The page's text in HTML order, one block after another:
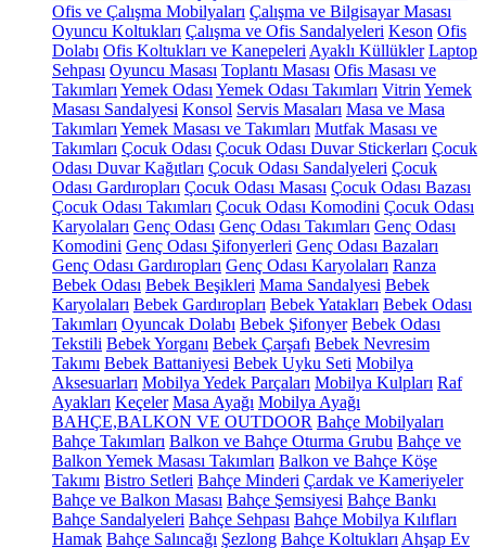
Ofis ve Çalışma Mobilyaları Çalışma ve Bilgisayar Masası
Oyuncu Koltukları Çalışma ve Ofis Sandalyeleri Keson Ofis
Dolabı Ofis Koltukları ve Kanepeleri Ayaklı Küllükler Laptop
Sehpası Oyuncu Masası Toplantı Masası Ofis Masası ve
Takımları Yemek Odası Yemek Odası Takımları Vitrin Yemek
Masası Sandalyesi Konsol Servis Masaları Masa ve Masa
Takımları Yemek Masası ve Takımları Mutfak Masası ve
Takımları Çocuk Odası Çocuk Odası Duvar Stickerları Çocuk
Odası Duvar Kağıtları Çocuk Odası Sandalyeleri Çocuk
Odası Gardıropları Çocuk Odası Masası Çocuk Odası Bazası
Çocuk Odası Takımları Çocuk Odası Komodini Çocuk Odası
Karyolaları Genç Odası Genç Odası Takımları Genç Odası
Komodini Genç Odası Şifonyerleri Genç Odası Bazaları
Genç Odası Gardıropları Genç Odası Karyolaları Ranza
Bebek Odası Bebek Beşikleri Mama Sandalyesi Bebek
Karyolaları Bebek Gardıropları Bebek Yatakları Bebek Odası
Takımları Oyuncak Dolabı Bebek Şifonyer Bebek Odası
Tekstili Bebek Yorganı Bebek Çarşafı Bebek Nevresim
Takımı Bebek Battaniyesi Bebek Uyku Seti Mobilya
Aksesuarları Mobilya Yedek Parçaları Mobilya Kulpları Raf
Ayakları Keçeler Masa Ayağı Mobilya Ayağı
BAHÇE,BALKON VE OUTDOOR Bahçe Mobilyaları
Bahçe Takımları Balkon ve Bahçe Oturma Grubu Bahçe ve
Balkon Yemek Masası Takımları Balkon ve Bahçe Köşe
Takımı Bistro Setleri Bahçe Minderi Çardak ve Kameriyeler
Bahçe ve Balkon Masası Bahçe Şemsiyesi Bahçe Bankı
Bahçe Sandalyeleri Bahçe Sehpası Bahçe Mobilya Kılıfları
Hamak Bahçe Salıncağı Şezlong Bahçe Koltukları Ahşap Ev